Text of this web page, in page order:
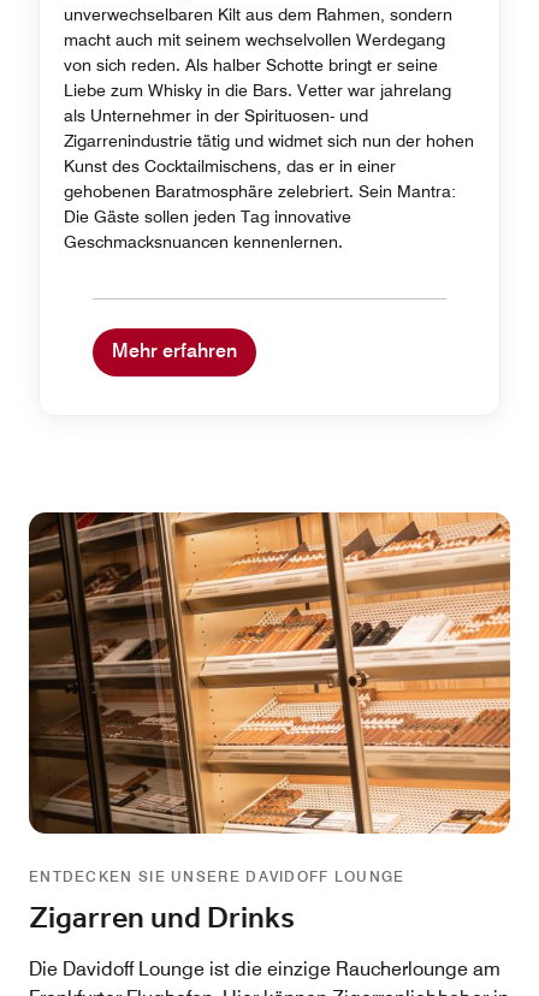
unverwechselbaren Kilt aus dem Rahmen, sondern
macht auch mit seinem wechselvollen Werdegang
von sich reden. Als halber Schotte bringt er seine
Liebe zum Whisky in die Bars. Vetter war jahrelang
als Unternehmer in der Spirituosen- und
Zigarrenindustrie tätig und widmet sich nun der hohen
Kunst des Cocktailmischens, das er in einer
gehobenen Baratmosphäre zelebriert. Sein Mantra:
Die Gäste sollen jeden Tag innovative
Geschmacksnuancen kennenlernen.
Mehr erfahren
ENTDECKEN SIE UNSERE DAVIDOFF LOUNGE
Zigarren und Drinks
Die Davidoff Lounge ist die einzige Raucherlounge am